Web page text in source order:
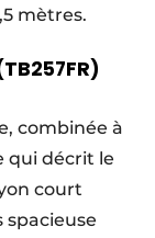
mètres.
combinée à
qui décrit le
court
spacieuse